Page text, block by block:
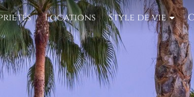
Locations Style de vie